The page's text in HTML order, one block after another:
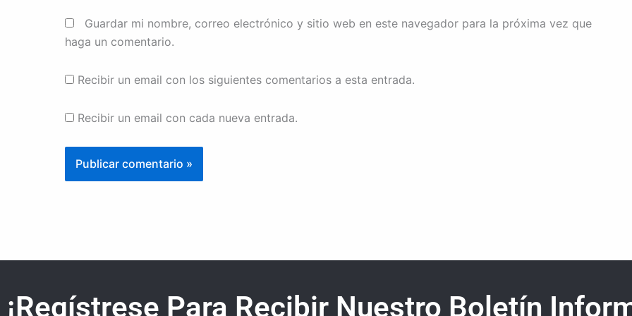
Guardar mi nombre, correo electrónico y sitio web en este navegador para la próxima vez que
haga un comentario.
Recibir un email con los siguientes comentarios a esta entrada.
Recibir un email con cada nueva entrada.
¡Regístrese Para Recibir Nuestro Boletín